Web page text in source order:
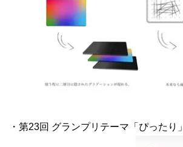
・第23回 グランプリテーマ「ぴったり」